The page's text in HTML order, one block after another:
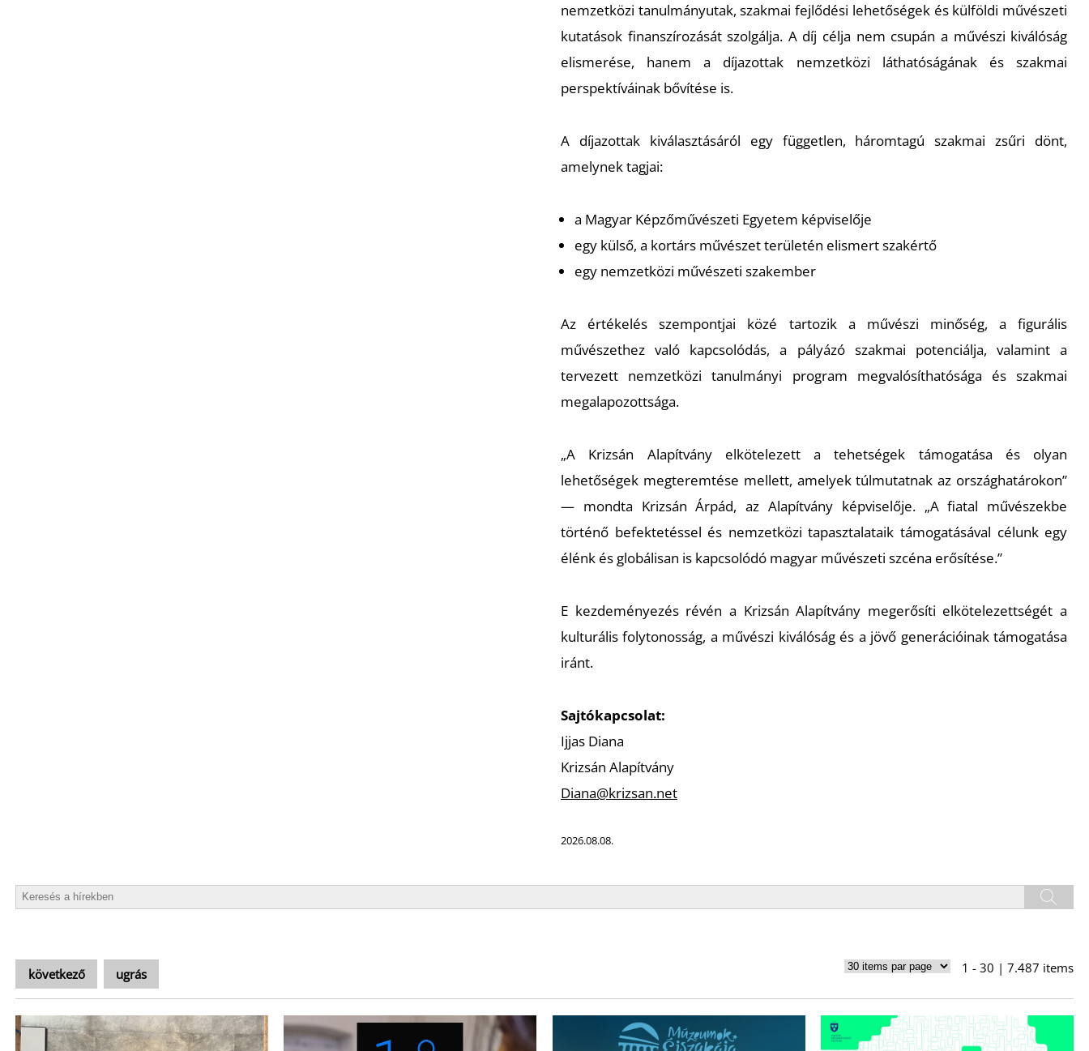
nemzetközi tanulmányutak, szakmai fejlődési lehetőségek és külföldi művészeti
kutatások finanszírozását szolgálja. A díj célja nem csupán a művészi kiválóság
elismerése, hanem a díjazottak nemzetközi láthatóságának és szakmai
perspektíváinak bővítése is.
A díjazottak kiválasztásáról egy független, háromtagú szakmai zsűri dönt,
amelynek tagjai:
a Magyar Képzőművészeti Egyetem képviselője
egy külső, a kortárs művészet területén elismert szakértő
egy nemzetközi művészeti szakember
Az értékelés szempontjai közé tartozik a művészi minőség, a figurális
művészethez való kapcsolódás, a pályázó szakmai potenciálja, valamint a
tervezett nemzetközi tanulmányi program megvalósíthatósága és szakmai
megalapozottsága.
„A Krizsán Alapítvány elkötelezett a tehetségek támogatása és olyan
lehetőségek megteremtése mellett, amelyek túlmutatnak az országhatárokon”
— mondta Krizsán Árpád, az Alapítvány képviselője. „A fiatal művészekbe
történő befektetéssel és nemzetközi tapasztalataik támogatásával célunk egy
élénk és globálisan is kapcsolódó magyar művészeti szcéna erősítése.”
E kezdeményezés révén a Krizsán Alapítvány megerősíti elkötelezettségét a
kulturális folytonosság, a művészi kiválóság és a jövő generációinak támogatása
iránt.
Sajtókapcsolat:
Ijjas Diana
Krizsán Alapítvány
Diana@krizsan.net
2026.08.08.
következő ugrás 1 - 30 | 7.487 items